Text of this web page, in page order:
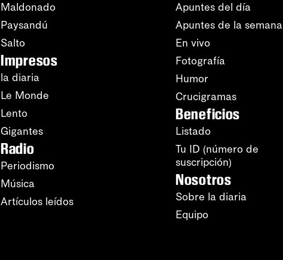
Maldonado
Paysandú
Salto
Impresos
la diaria
Le Monde
Lento
Gigantes
Radio
Periodismo
Música
Artículos leídos
Apuntes del día
Apuntes de la semana
En vivo
Fotografía
Humor
Crucigramas
Beneficios
Listado
Tu ID (número de
suscripción)
Nosotros
Sobre la diaria
Equipo